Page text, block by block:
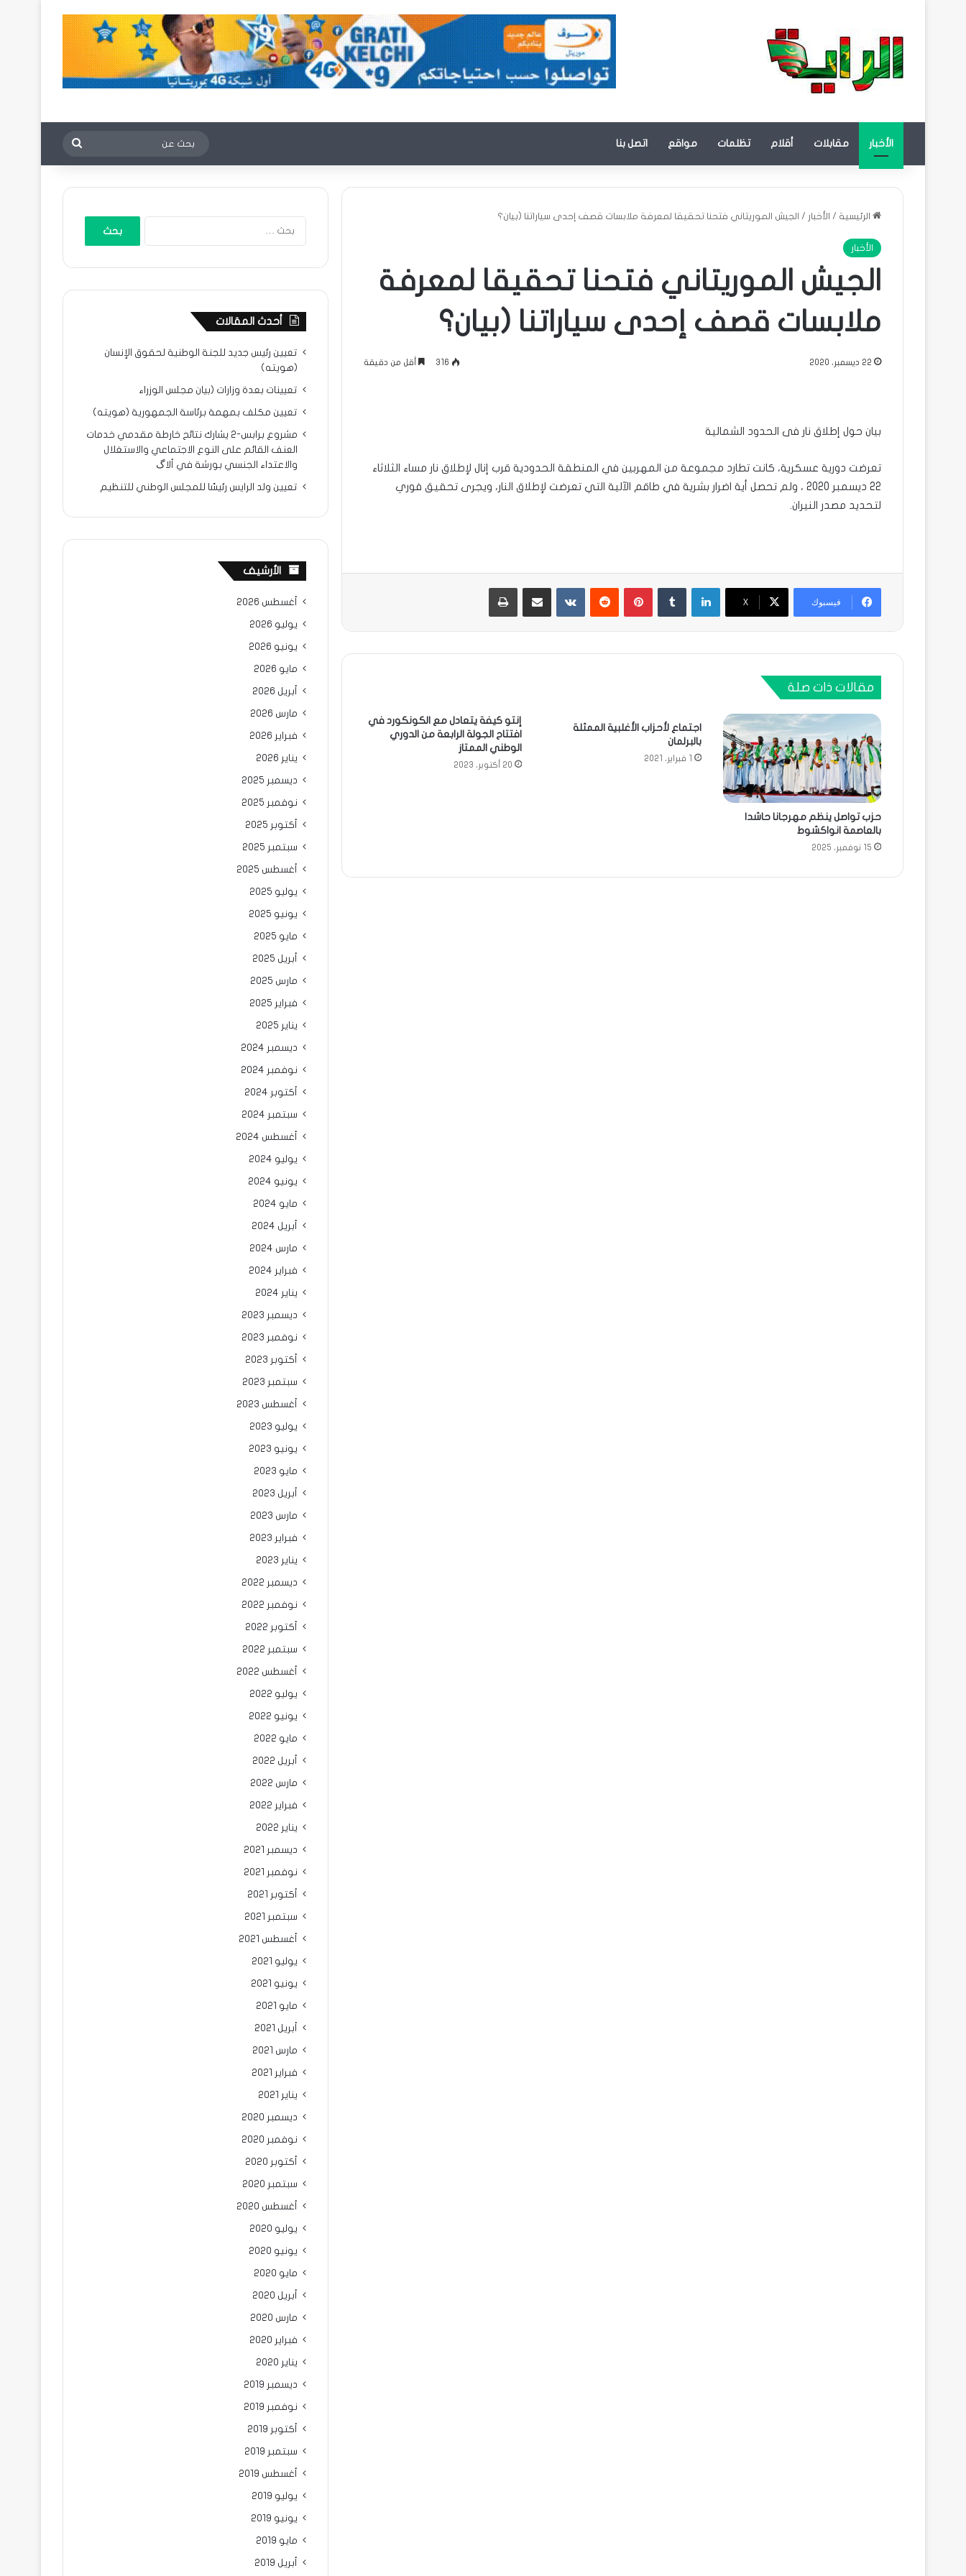
الأخبار مقابلات أقلام تظلمات مواقع اتصل بنا بحث
عن
الرئيسية / الأخبار / الجيش الموريتاني فتحنا تحقيقا لمعرفة ملابسات قصف إحدى سياراتنا (بيان؟
الأخبار
الجيش الموريتاني فتحنا تحقيقا لمعرفة
ملابسات قصف إحدى سياراتنا (بيان؟
22 ديسمبر، 2020 316 أقل من دقيقة
بيان حول إطلاق نار فى الحدود الشمالية
تعرضت دورية عسكرية، كانت تطارد مجموعة من المهربين في المنطقة الحدودية قرب إنال لإطلاق نار مساء الثلاثاء
22 ديسمبر 2020 ، ولم تحصل أية اضرار بشرية في طاقم الآلية التي تعرضت لإطلاق النار، ويجرى تحقيق فوري
لتحديد مصدر النيران.
فيسبوك X
لينكدإن بينتيريست مشاركة عبر البريد طباعة
مقالات ذات صلة
حزب تواصل ينظم مهرجانا حاشدا
بالعاصمة انواكشوط
15 نوفمبر، 2025
اجتماع لأحزاب الأغلبية الممثلة
بالبرلمان
1 فبراير، 2021
إنتو كيفة يتعادل مع الكونكورد في
افتتاح الجولة الرابعة من الدوري
الوطني الممتاز
20 أكتوبر، 2023
أحدث المقالات
تعيين رئيس جديد للجنة الوطنية لحقوق الإنسان
(هويته)
تعيينات بعدة وزارات (بيان مجلس الوزراء
تعيين مكلف بمهمة برئاسة الجمهورية (هويته)
مشروع برابس-2 يشارك نتائح خارطة مقدمي خدمات
العنف القائم على النوع الاجتماعي والاستغلال
والاعتداء الجنسي بورشة في ألاگ
تعيين ولد الرايس رئيسًا للمجلس الوطني للتنظيم
الأرشيف
أغسطس 2026
يوليو 2026
يونيو 2026
مايو 2026
أبريل 2026
مارس 2026
فبراير 2026
يناير 2026
ديسمبر 2025
نوفمبر 2025
أكتوبر 2025
سبتمبر 2025
أغسطس 2025
يوليو 2025
يونيو 2025
مايو 2025
أبريل 2025
مارس 2025
فبراير 2025
يناير 2025
ديسمبر 2024
نوفمبر 2024
أكتوبر 2024
سبتمبر 2024
أغسطس 2024
يوليو 2024
يونيو 2024
مايو 2024
أبريل 2024
مارس 2024
فبراير 2024
يناير 2024
ديسمبر 2023
نوفمبر 2023
أكتوبر 2023
سبتمبر 2023
أغسطس 2023
يوليو 2023
يونيو 2023
مايو 2023
أبريل 2023
مارس 2023
فبراير 2023
يناير 2023
ديسمبر 2022
نوفمبر 2022
أكتوبر 2022
سبتمبر 2022
أغسطس 2022
يوليو 2022
يونيو 2022
مايو 2022
أبريل 2022
مارس 2022
فبراير 2022
يناير 2022
ديسمبر 2021
نوفمبر 2021
أكتوبر 2021
سبتمبر 2021
أغسطس 2021
يوليو 2021
يونيو 2021
مايو 2021
أبريل 2021
مارس 2021
فبراير 2021
يناير 2021
ديسمبر 2020
نوفمبر 2020
أكتوبر 2020
سبتمبر 2020
أغسطس 2020
يوليو 2020
يونيو 2020
مايو 2020
أبريل 2020
مارس 2020
فبراير 2020
يناير 2020
ديسمبر 2019
نوفمبر 2019
أكتوبر 2019
سبتمبر 2019
أغسطس 2019
يوليو 2019
يونيو 2019
مايو 2019
أبريل 2019